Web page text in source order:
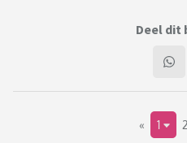
Deel dit
« 1 2